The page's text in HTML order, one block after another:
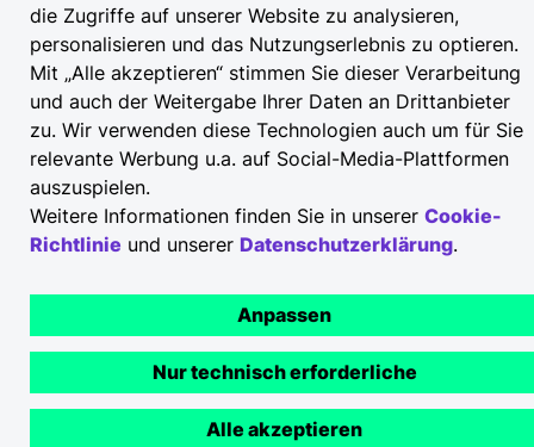
die Zugriffe auf unserer Website zu analysieren,
personalisieren und das Nutzungserlebnis zu optieren.
Mit „Alle akzeptieren“ stimmen Sie dieser Verarbeitung
und auch der Weitergabe Ihrer Daten an Drittanbieter
zu. Wir verwenden diese Technologien auch um für Sie
relevante Werbung u.a. auf Social-Media-Plattformen
auszuspielen.
Weitere Informationen finden Sie in unserer Cookie-
Richtlinie und unserer Datenschutzerklärung.
Anpassen
Nur technisch erforderliche
Alle akzeptieren